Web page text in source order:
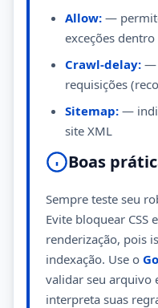
Allow: —
exceções
Crawl-delay: —
requisições
Sitemap: —
site XML
Boas
Sempre teste seu
Evite bloquear CSS
renderização, pois
indexação. Use o
validar seu arquivo
interpreta suas